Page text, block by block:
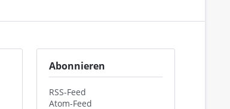
Abonnieren
RSS-Feed
Atom-Feed